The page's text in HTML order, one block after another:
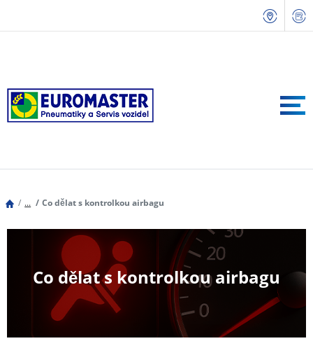
... Co dělat s kontrolkou airbagu
Co dělat s kontrolkou airbagu